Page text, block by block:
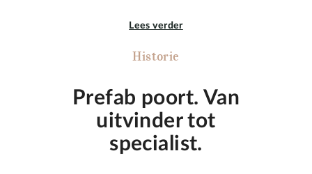
Lees verder
Historie
Prefab poort. Van
uitvinder tot
specialist.